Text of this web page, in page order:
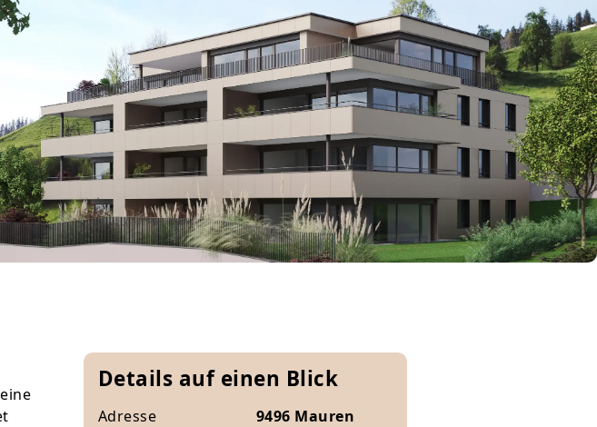
Details auf einen Blick
Adresse
9496 Mauren